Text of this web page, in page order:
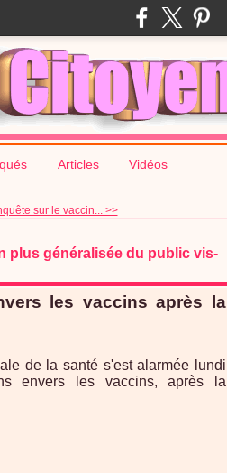
Articles Vidéos
sur le vaccin... >>
plus généralisée du public vis-
les vaccins après la
de la santé s'est alarmée lundi
envers les vaccins, après la